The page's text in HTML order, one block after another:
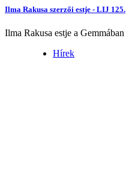
Ilma Rakusa szerzői estje - LIJ 125.
Ilma Rakusa estje a Gemmában
Hírek